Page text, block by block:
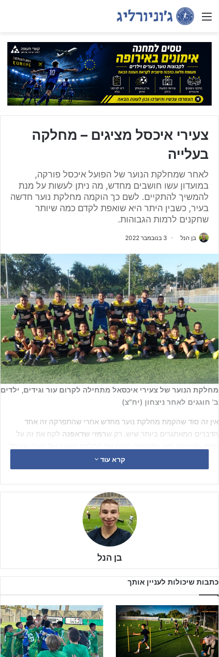
Menu
צעירי איכסל מציגים – מחלקה
בעלייה
לאחר שמחלקת הנוער של הפועל איכסל פורקה,
במועדון עשו חושבים מחדש, מה ניתן לעשות על מנת
להמשיך להתקיים. לשם כך הוקמה מחלקת נוער חדשה
בעיר, כשבין היתר היא שואפת לקדם כמה שיותר
שחקנים לרמות הגבוהות.
בן הנל 3 בנובמבר 2022
מחלקת הנוער של צעירי איכסאל מתחילה לקרום עור וגידים, ילדים
ב' חוגגים לאחר ניצחון (יח"צ)
אין זה סוד שהקמת מחלקת נוער מחדש אחרי שהתפרקה זה אחד
הדברים המאתגרים ביותר שיש. רק שרמזי שדאפנה לקח את זה על
שהיא בעצם ממשיכת דרכה של הפועל איכסל, שלמעשה חדלה
להתקיים.
קרא עוד
בן הנל
כתבות שיכולות לעניין אותך